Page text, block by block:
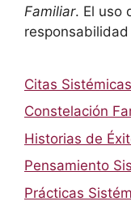
Familiar. El uso
Citas Sistémicas
Constelación
Historias de
Pensamiento
Prácticas